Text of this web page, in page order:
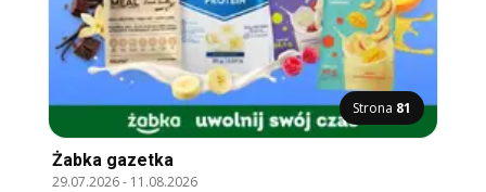
Strona 81
Żabka gazetka
29.07.2026- 11.08.2026